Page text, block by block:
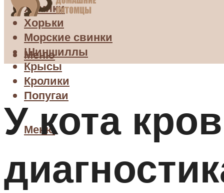
Хомяки
Хорьки
Морские свинки
Шиншиллы
Крысы
Кролики
Попугаи
Меню
Меню
У кота